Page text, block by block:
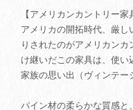
【アメリカンカントリー家
アメリカの開拓時代、厳
りされたのがアメリカン
け継いだこの家具は、使い
家族の思い出（ヴィンテー
パイン材の柔らかな質感と